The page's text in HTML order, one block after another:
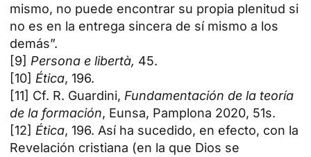
mismo, no puede encontrar su propia plenitud si
no es en la entrega sincera de sí mismo a los
demás”.
[9] Persona e libertà, 45.
[10] Ética, 196.
[11] Cf. R. Guardini, Fundamentación de la teoría
de la formación, Eunsa, Pamplona 2020, 51s.
[12] Ética, 196. Así ha sucedido, en efecto, con la
Revelación cristiana (en la que Dios se